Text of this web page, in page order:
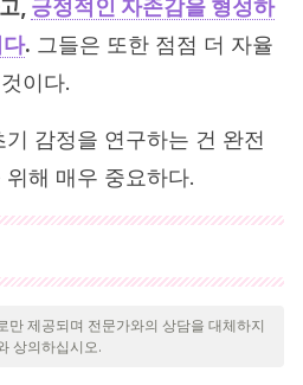
, 긍정적인 자존감을 형성하
. 그들은 또한 점점 더 자율
이다.
감정을 연구하는 건 완전
해 매우 중요하다.
의해 집요하게 검토되어 질의의 질,
을 보장하기 위해 처리되었습니다.
이 있으며 학문적 또는 과학적으로 정
만 제공되며 전문가와의 상담을 대체하지
상의하십시오.